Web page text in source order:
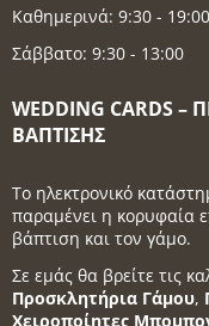
Καθημερινά: 9:30 - 19:00
Σάββατο: 9:30 - 13:00
WEDDING CARDS
ΒΆΠΤΙΣΗΣ
Το ηλεκτρονικό
παραμένει η κορυφαία
βάπτιση και τον γάμο.
Σε εμάς θα βρείτε τις
Προσκλητήρια Γάμου,
Χειροποίητες